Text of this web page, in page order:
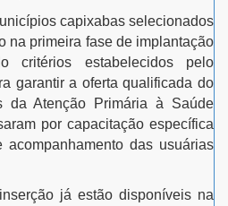
capixabas selecionados
na primeira fase de implantação
critérios estabelecidos pelo
garantir a oferta qualificada do
da Atenção Primária à Saúde
por capacitação específica
acompanhamento das usuárias
já estão disponíveis na